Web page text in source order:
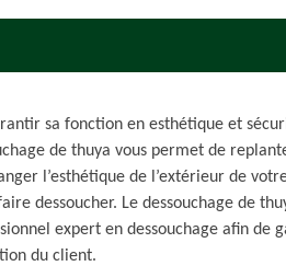
sa fonction en esthétique et
de thuya vous permet de
l’esthétique de l’extérieur de
dessoucher. Le dessouchage de
expert en dessouchage afin
du client.